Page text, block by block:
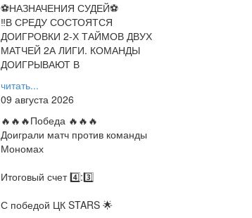
⚽НАЗНАЧЕНИЯ СУДЕЙ⚽
‼В СРЕДУ СОСТОЯТСЯ
ДОИГРОВКИ 2-Х ТАЙМОВ ДВУХ
МАТЧЕЙ 2А ЛИГИ. КОМАНДЫ
ДОИГРЫВАЮТ В
читать...
09 августа 2026
🔥🔥🔥Победа 🔥🔥🔥
Доиграли матч против команды
Мономах
Итоговый счет 4️⃣:3️⃣
С победой ЦК STARS 🌟